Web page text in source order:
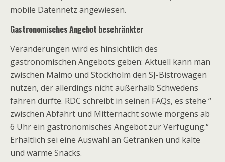
mobile Datennetz angewiesen.
Gastronomisches Angebot beschränkter
Veränderungen wird es hinsichtlich des
gastronomischen Angebots geben: Aktuell kann man
zwischen Malmö und Stockholm den SJ-Bistrowagen
nutzen, der allerdings nicht außerhalb Schwedens
fahren durfte. RDC schreibt in seinen FAQs, es stehe “
zwischen Abfahrt und Mitternacht sowie morgens ab
6 Uhr ein gastronomisches Angebot zur Verfügung.“
Erhältlich sei eine Auswahl an Getränken und kalte
und warme Snacks.